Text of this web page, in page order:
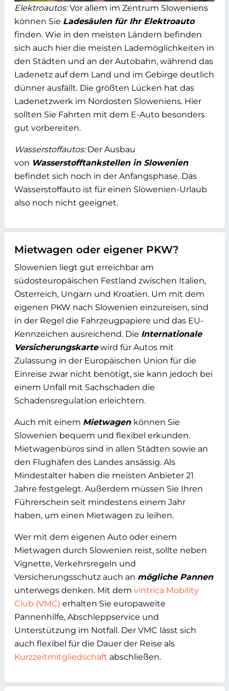
Elektroautos:Vor allem im Zentrum Sloweniens
können Sie Ladesäulen für Ihr Elektroauto
finden. Wie in den meisten Ländern befinden
sich auch hier die meisten Lademöglichkeiten in
den Städten und an der Autobahn, während das
Ladenetz auf dem Land und im Gebirge deutlich
dünner ausfällt. Die größten Lücken hat das
Ladenetzwerk im Nordosten Sloweniens. Hier
sollten Sie Fahrten mit dem E-Auto besonders
gut vorbereiten.
Wasserstoffautos:Der Ausbau
von Wasserstofftankstellen in Slowenien
befindet sich noch in der Anfangsphase. Das
Wasserstoffauto ist für einen Slowenien-Urlaub
also noch nicht geeignet.
Mietwagen oder eigener PKW?
Slowenien liegt gut erreichbar am
südosteuropäischen Festland zwischen Italien,
Österreich, Ungarn und Kroatien. Um mit dem
eigenen PKW nach Slowenien einzureisen, sind
in der Regel die Fahrzeugpapiere und das EU-
Kennzeichen ausreichend. Die Internationale
Versicherungskartewird für Autos mit
Zulassung in der Europäischen Union für die
Einreise zwar nicht benötigt, sie kann jedoch bei
einem Unfall mit Sachschaden die
Schadensregulation erleichtern.
Auch mit einem Mietwagen können Sie
Slowenien bequem und flexibel erkunden.
Mietwagenbüros sind in allen Städten sowie an
den Flughäfen des Landes ansässig. Als
Mindestalter haben die meisten Anbieter 21
Jahre festgelegt. Außerdem müssen Sie Ihren
Führerschein seit mindestens einem Jahr
haben, um einen Mietwagen zu leihen.
Wer mit dem eigenen Auto oder einem
Mietwagen durch Slowenien reist, sollte neben
Vignette, Verkehrsregeln und
Versicherungsschutz auch an mögliche Pannen
unterwegs denken. Mit dem vintrica Mobility
Club (VMC) erhalten Sie europaweite
Pannenhilfe, Abschleppservice und
Unterstützung im Notfall. Der VMC lässt sich
auch flexibel für die Dauer der Reise als
Kurzzeitmitgliedschaft abschließen.